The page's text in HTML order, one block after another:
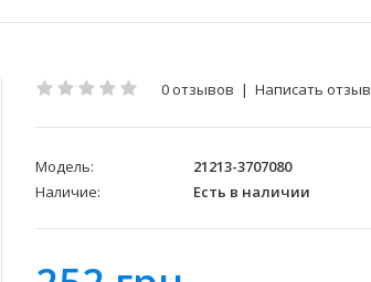
0 отзывов | Написать отзыв
Модель:
21213-3707080
Наличие:
Есть в наличии